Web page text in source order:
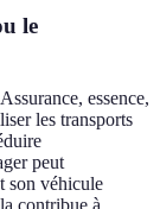
le
essence,
les transports
peut
son véhicule
contribue à